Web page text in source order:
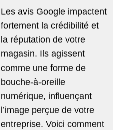
Les avis Google impactent
fortement la crédibilité et
la réputation de votre
magasin. Ils agissent
comme une forme de
bouche-à-oreille
numérique, influençant
l’image perçue de votre
entreprise. Voici comment